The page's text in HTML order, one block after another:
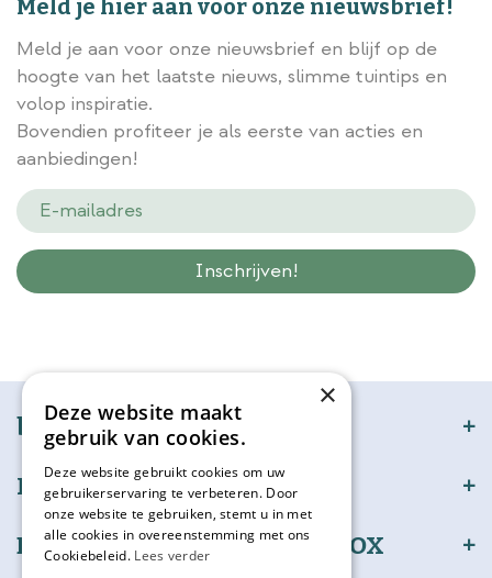
Meld je hier aan voor onze nieuwsbrief!
Meld je aan voor onze nieuwsbrief en blijf op de
hoogte van het laatste nieuws, slimme tuintips en
volop inspiratie.
Bovendien profiteer je als eerste van acties en
aanbiedingen!
bijSTOX
Klantenservice
Bestel en betaal veilig bijSTOX
×
Deze website maakt
gebruik van cookies.
Deze website gebruikt cookies om uw
gebruikerservaring te verbeteren. Door
onze website te gebruiken, stemt u in met
alle cookies in overeenstemming met ons
Cookiebeleid. Lees verder